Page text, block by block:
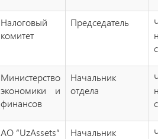
Налоговый
комитет
Председатель
Министерство
экономики и
финансов
Начальник
отдела
АО “UzAssets”
Начальник